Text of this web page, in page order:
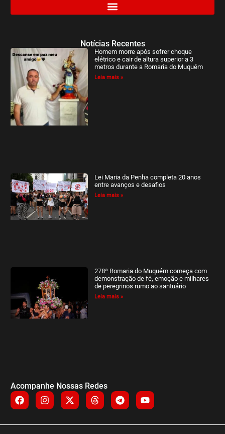
Notícias Recentes
Homem morre após sofrer choque
elétrico e cair de altura superior a 3
metros durante a Romaria do Muquém
Leia mais »
Lei Maria da Penha completa 20 anos
entre avanços e desafios
Leia mais »
278ª Romaria do Muquém começa com
demonstração de fé, emoção e milhares
de peregrinos rumo ao santuário
Leia mais »
Acompanhe Nossas Redes